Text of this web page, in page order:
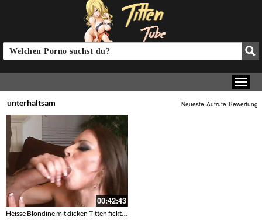
unterhaltsam Neueste Aufrufe Bewertung
00:42:43
Heisse Blondine mit dicken Titten fickt ihren Angestellten